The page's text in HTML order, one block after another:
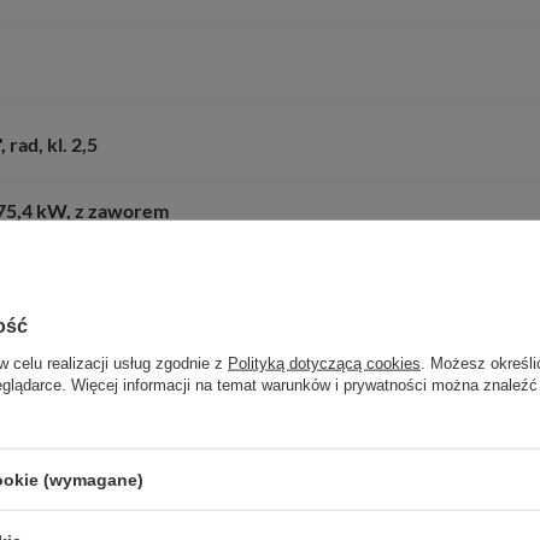
rad, kl. 2,5
kW, z zaworem
ADS 100, przyłącza kątowe
celu realizacji usług zgodnie z Polityką dotyczącą cookies . Możesz
Więcej informacji na temat warunków i prywatności można
(wymagane)